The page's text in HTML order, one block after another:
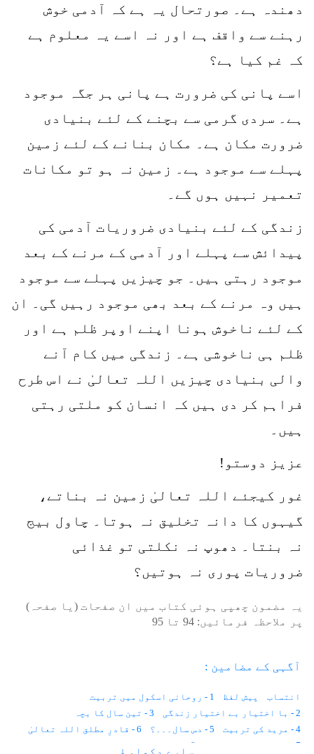
دھندہ ہے۔ صورتحال یہ ہے کہ آدمی خوش
رہنے سے واقف ہے اور نہ اسے یہ معلوم ہے
کہ غم کیا ہے؟
اسے پانی کی ضرورت ہے پانی ہر جگہ موجود
ہے۔ سردی گرمی سے بچنے کے لئے بنیادی
ضرورت مکان ہے۔ مکان بنانے کے لئے زمین
پہلے سے موجود ہے۔ زمین نہ ہو تو مکانات
تعمیر نہیں ہوں گے۔
زندگی کے لئے بنیادی ضروریات آدمی کی
پیدائش سے پہلے اور آدمی کے مرنے کے بعد
موجود رہتی ہیں۔ جو چیزیں پہلے سے موجود
ہیں وہ مرنے کے بعد بھی موجود رہیں گی۔ ان
کے لئے ناخوش ہونا اپنے اوپر ظلم ہے اور
ظلم ہی ناخوشی ہے۔ زندگی میں کام آنے
والی بنیادی چیزیں اللہ تعالیٰ نے اس طرح
فراہم کر دی ہیں کہ انسان کو ملتی رہتی
ہیں۔
عزیز دوستو!
غور کیجئے اللہ تعالیٰ زمین نہ بناتے،
گیہوں کا دانہ تخلیق نہ ہوتا۔ چاول بیج
نہ بنتا۔ دھوپ نہ نکلتی تو غذائی
ضروریات پوری نہ ہوتیں؟
یہ مضمون چھپی ہوئی کتاب میں ان صفحات (یا صفحہ)
پر ملاحظہ فرمائیں: 94 تا 95
آگہی کے مضامین :
انتساب پیش لفظ
1 - روحانی اسکول میں تربیت
2 - با اختیار بے اختیار زندگی
3 - تین سال کا بچہ
4 - مرید کی تربیت
5 - دس سال۔۔۔؟
6 - قادرِ مطلق اللہ تعالیٰ
7 - موت حفاظت کرتی ہے
8 - باہر نہیں ہم اندر دیکھتے ہیں
سارے دکھاو ↓